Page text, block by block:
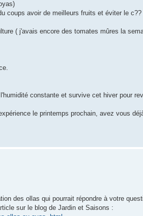
coups avoir de meilleurs fruits et éviter le
( j'avais encore des tomates mûres la
constante et survive cet hiver pour
le printemps prochain, avez vous
des ollas qui pourrait répondre à votre
sur le blog de Jardin et Saisons :